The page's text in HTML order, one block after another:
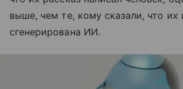
выше, чем те, кому сказали, что их
сгенерирована ИИ.